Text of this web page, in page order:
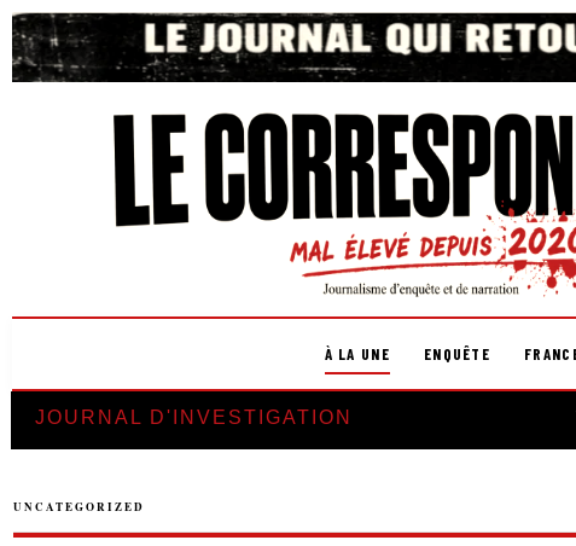
À LA UNE ENQUÊTE
JOURNAL D'INVESTIGATION
UNCATEGORIZED